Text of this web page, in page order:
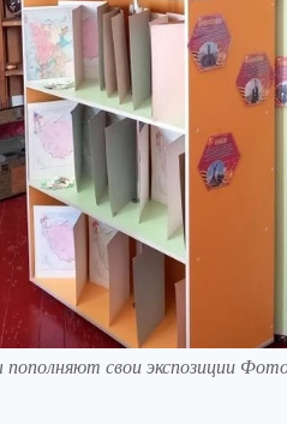
свои экспозиции